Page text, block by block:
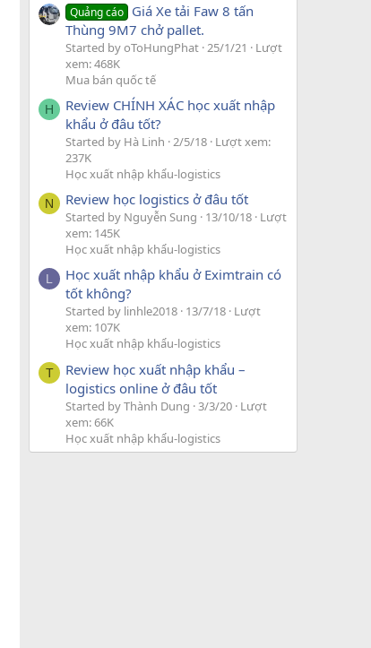
Quảng cáo Giá Xe tải Faw 8 tấn
Thùng 9M7 chở pallet.
Started by oToHungPhat 25/1/21
Lượt
xem: 468K
Mua bán quốc tế
H
Review CHÍNH XÁC học xuất nhập
khẩu ở đâu tốt?
Started by Hà Linh 2/5/18 Lượt xem:
237K
Học xuất nhập khẩu-logistics
N Review học logistics ở đâu tốt
Started by Nguyễn Sung 13/10/18 Lượt
xem: 145K
Học xuất nhập khẩu-logistics
L
Học xuất nhập khẩu ở Eximtrain có
tốt không?
Started by linhle2018 13/7/18 Lượt
xem: 107K
Học xuất nhập khẩu-logistics
T
Review học xuất nhập khẩu –
logistics online ở đâu tốt
Started by Thành Dung 3/3/20 Lượt
xem: 66K
Học xuất nhập khẩu-logistics